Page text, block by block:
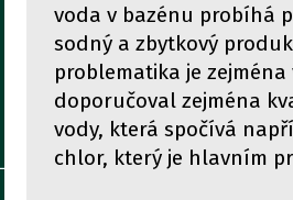
voda v bazénu probíhá
sodný a zbytkový
problematika je
doporučoval zejména
vody, která spočívá
chlor, který je hlavním